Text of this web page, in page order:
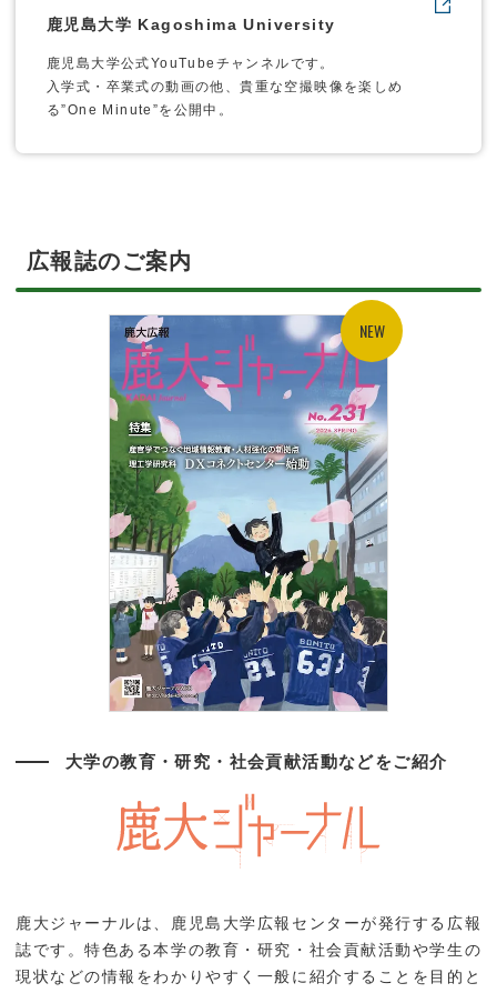
鹿児島大学 Kagoshima University
鹿児島大学公式YouTubeチャンネルです。
入学式・卒業式の動画の他、貴重な空撮映像を楽しめ
る”One Minute”を公開中。
広報誌のご案内
大学の教育・研究・社会貢献活動などをご紹介
鹿大ジャーナルは、鹿児島大学広報センターが発行する広報
誌です。特色ある本学の教育・研究・社会貢献活動や学生の
現状などの情報をわかりやすく一般に紹介することを目的と